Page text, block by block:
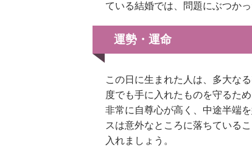
ている結婚では、問題にぶつか
運勢・運命
この日に生まれた人は、多大な
度でも手に入れたものを守るた
非常に自尊心が高く、中途半端
スは意外なところに落ちている
入れましょう。